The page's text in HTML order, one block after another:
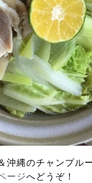
沖縄のチャンプル
ージへどうぞ！